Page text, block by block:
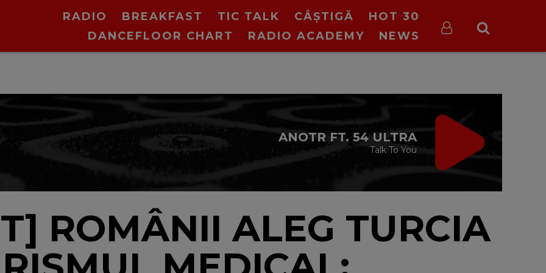
RADIO BREAKFAST TIC TALK CÂȘTIGĂ
HOT 30
DANCEFLOOR CHART
RADIO ACADEMY NEWS
BREAKFAST
ROMÂNII ALEG TURCIA